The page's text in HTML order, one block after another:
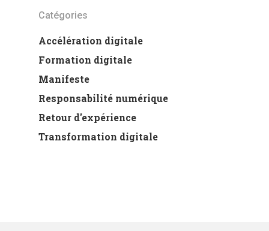
Catégories
Accélération digitale
Formation digitale
Manifeste
Responsabilité numérique
Retour d'expérience
Transformation digitale